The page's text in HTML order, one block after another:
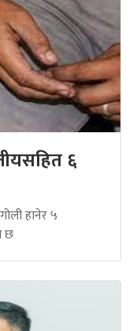
६
हानेर ५
छ